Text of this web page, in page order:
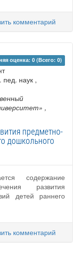
комментарий
оценка: 0 (Всего: 0)
пед. наук ,
,
предметно-
дошкольного
содержание
развития
детей раннего
комментарий